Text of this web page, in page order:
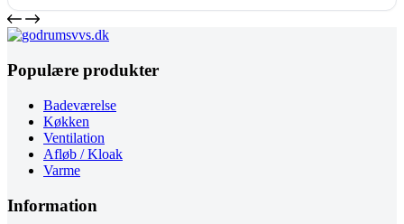
Populære produkter
Badeværelse
Køkken
Ventilation
Afløb / Kloak
Varme
Information